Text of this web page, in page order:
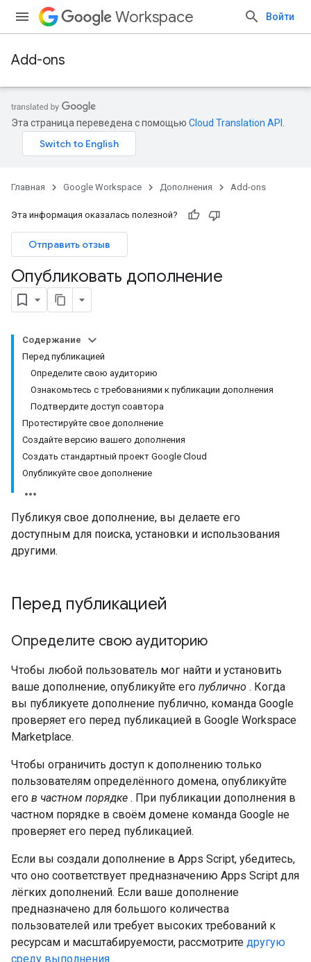
Workspace Войти
Add-ons
Эта страница переведена с помощью Cloud Translation API
Главная Google Workspace Дополнения Add-ons
Эта информация оказалась полезной?
Отправить отзыв
Опубликовать дополнение
Содержание
Перед публикацией
Определите свою аудиторию
Ознакомьтесь с требованиями к публикации дополнения
Подтвердите доступ соавтора
Протестируйте свое дополнение
Создайте версию вашего дополнения
Создать стандартный проект Google Cloud
Опубликуйте свое дополнение
Публикуя свое дополнение, вы делаете его
доступным для поиска, установки и использования
другими.
Перед публикацией
Определите свою аудиторию
Чтобы любой пользователь мог найти и установить
ваше дополнение, опубликуйте его публично . Когда
вы публикуете дополнение публично, команда Google
проверяет его перед публикацией в Google Workspace
Marketplace.
Чтобы ограничить доступ к дополнению только
пользователям определённого домена, опубликуйте
его в частном порядке . При публикации дополнения в
частном порядке в своём домене команда Google не
проверяет его перед публикацией.
Если вы создали дополнение в Apps Script, убедитесь,
что оно соответствует предназначению Apps Script для
лёгких дополнений. Если ваше дополнение
предназначено для большого количества
пользователей или требует высоких требований к
ресурсам и масштабируемости, рассмотрите другую
среду выполнения .